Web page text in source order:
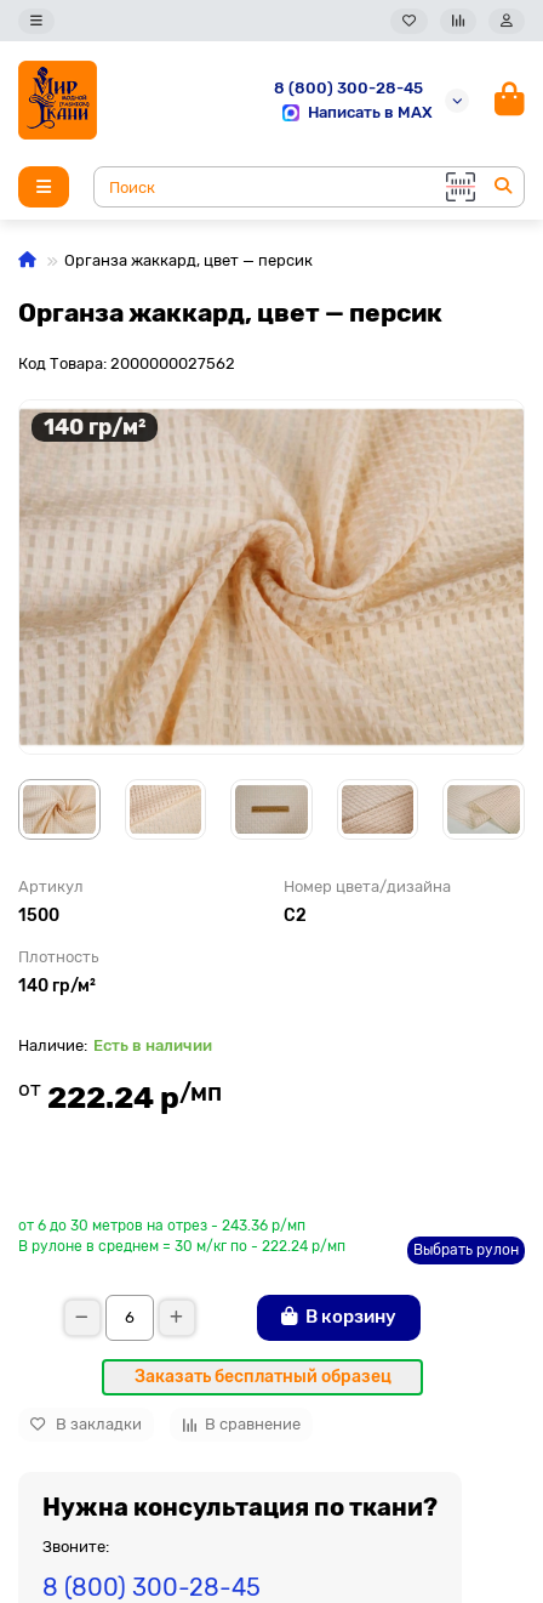
8 (800) 300-28-45
Написать в MAX
Органза жаккард, цвет — персик
Органза жаккард, цвет — персик
Код Товара: 2000000027562
140 гр/м²
Артикул
1500
Номер цвета/дизайна
С2
Плотность
140 гр/м²
Есть в наличии
от 222.24 р/мп
от 6 до 30 метров на отрез - 243.36 р/мп
В рулоне в среднем = 30 м/кг по - 222.24 р/мп
Выбрать рулон
В корзину
Заказать бесплатный образец
В закладки В сравнение
Нужна консультация по ткани?
Звоните:
8 (800) 300-28-45